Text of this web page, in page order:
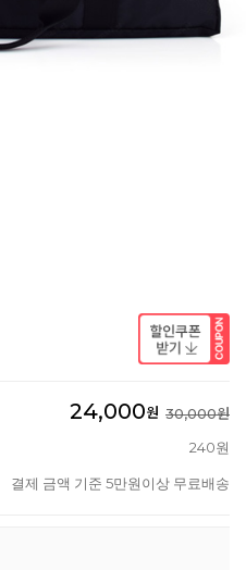
24,000원 30,000원
240원
결제 금액 기준 5만원이상 무료배송